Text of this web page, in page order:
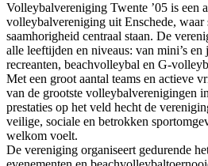
Volleybalvereniging Twente ’05 is een
volleybalvereniging uit Enschede,
saamhorigheid centraal staan. De
alle leeftijden en niveaus: van mini’s en
recreanten, beachvolleybal en G-
Met een groot aantal teams en actieve
van de grootste volleybalverenigingen
prestaties op het veld hecht de
veilige, sociale en betrokken
welkom voelt.
De vereniging organiseert gedurende